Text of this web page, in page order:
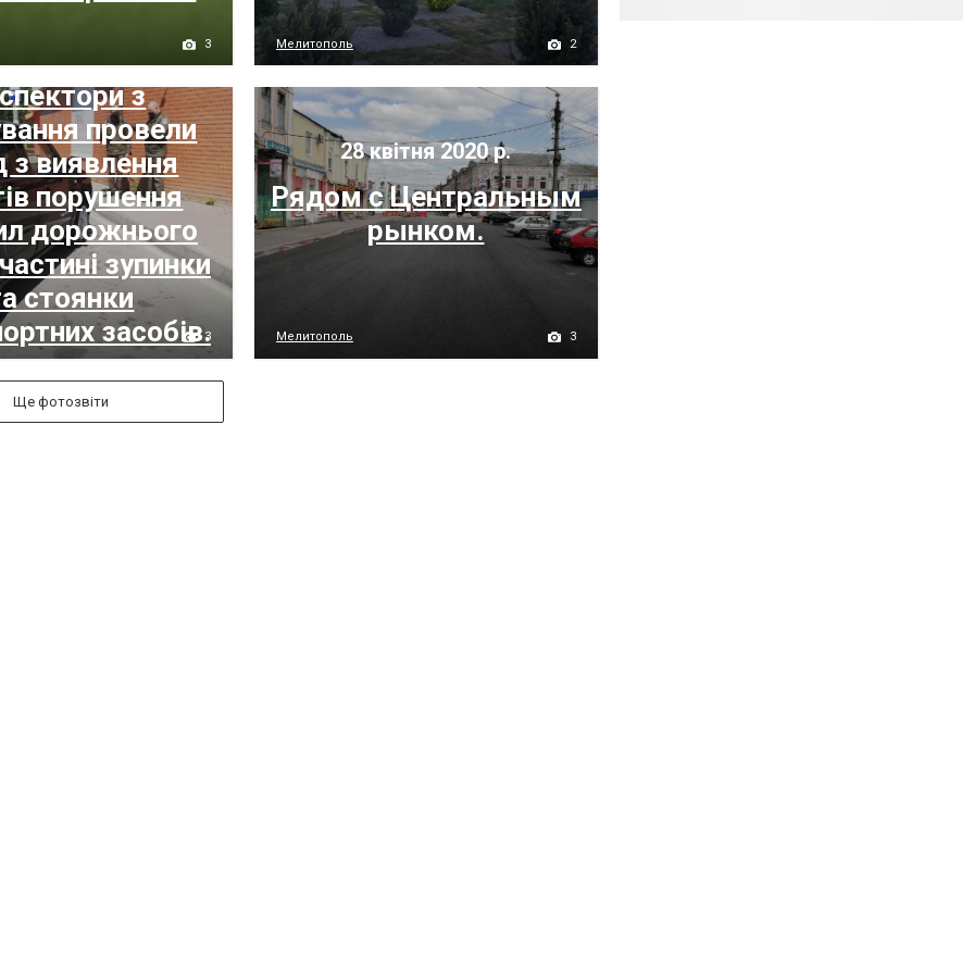
3 Мелитополь 2
2020 р.
з
провели
з виявлення
порушення
дорожнього
зупинки
стоянки
засобів.
3
28 квітня 2020 р.
Рядом с Центральным
рынком.
Мелитополь 3
Ще фотозвіти